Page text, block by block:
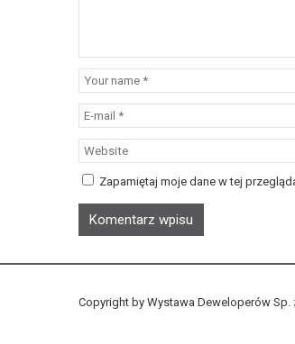
Zapamiętaj moje dane w tej
Copyright by Wystawa Deweloperów Sp.